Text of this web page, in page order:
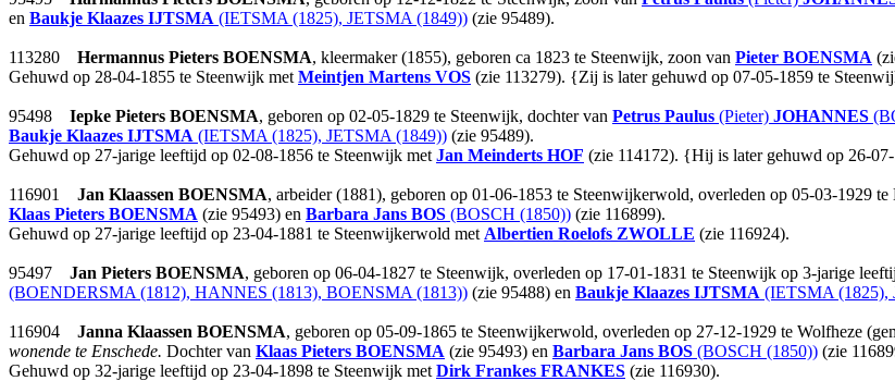
en Baukje Klaazes IJTSMA (IETSMA (1825), JETSMA (1849)) (zie 95489).
113280 Hermannus Pieters BOENSMA, kleermaker (1855), geboren ca 1823 te Steenwijk, zoon van Pieter BOENSMA
Gehuwd op 28-04-1855 te Steenwijk met Meintjen Martens VOS (zie 113279). {Zij is later gehuwd op 07-05-1859 te
95498 Iepke Pieters BOENSMA, geboren op 02-05-1829 te Steenwijk, dochter van Petrus Paulus (Pieter) JOHANNES
Baukje Klaazes IJTSMA (IETSMA (1825), JETSMA (1849)) (zie 95489).
Gehuwd op 27-jarige leeftijd op 02-08-1856 te Steenwijk met Jan Meinderts HOF (zie 114172). {Hij is later gehuwd op 26-
116901 Jan Klaassen BOENSMA, arbeider (1881), geboren op 01-06-1853 te Steenwijkerwold, overleden op 05-03-1929
Klaas Pieters BOENSMA (zie 95493) en Barbara Jans BOS (BOSCH (1850)) (zie 116899).
Gehuwd op 27-jarige leeftijd op 23-04-1881 te Steenwijkerwold met Albertien Roelofs ZWOLLE (zie 116924).
95497 Jan Pieters BOENSMA, geboren op 06-04-1827 te Steenwijk, overleden op 17-01-1831 te Steenwijk op 3-jarige
(BOENDERSMA (1812), HANNES (1813), BOENSMA (1813)) (zie 95488) en Baukje Klaazes IJTSMA (IETSMA (1825),
116904 Janna Klaassen BOENSMA, geboren op 05-09-1865 te Steenwijkerwold, overleden op 27-12-1929 te Wolfheze
wonende te Enschede. Dochter van Klaas Pieters BOENSMA (zie 95493) en Barbara Jans BOS (BOSCH (1850)) (zie
Gehuwd op 32-jarige leeftijd op 23-04-1898 te Steenwijk met Dirk Frankes FRANKES (zie 116930).